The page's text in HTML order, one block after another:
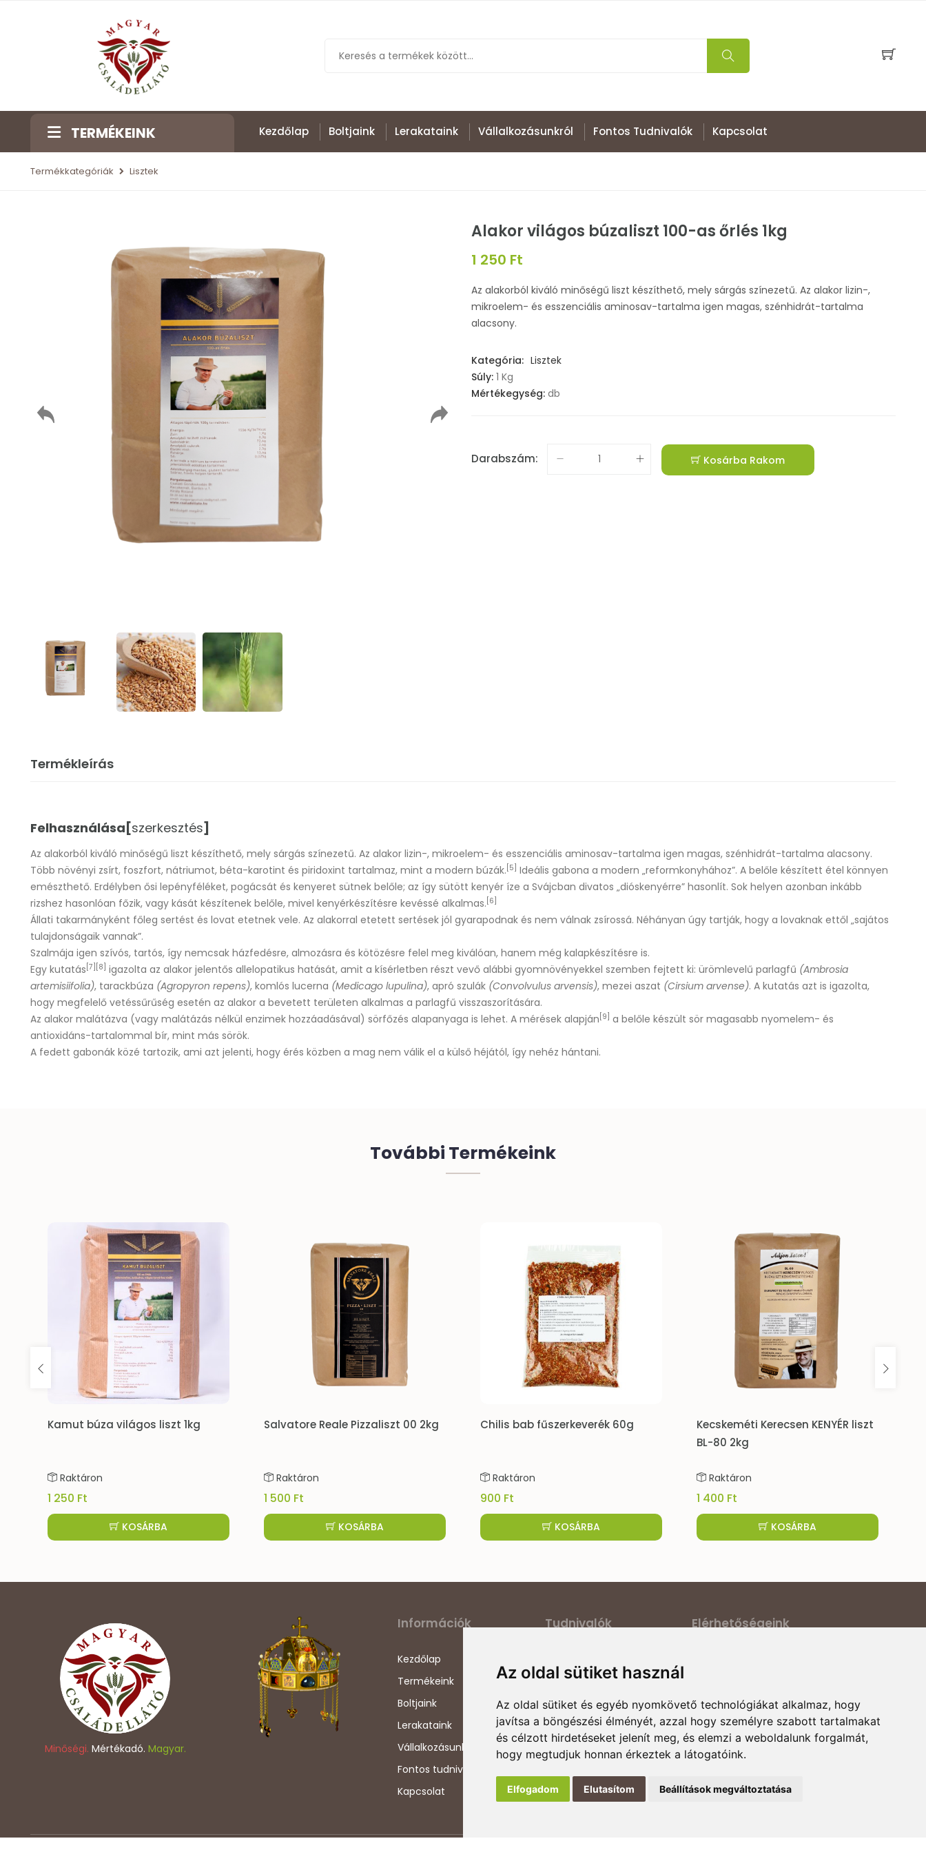
Az oldal sütiket használ
Az oldal sütiket és egyéb nyomkövető technológiákat alkalmaz, hogy
javítsa a böngészési élményét, azzal hogy személyre szabott tartalmakat
és célzott hirdetéseket jelenít meg, és elemzi a weboldalunk forgalmát,
hogy megtudjuk honnan érkeztek a látogatóink.
Elfogadom Elutasítom Beállítások megváltoztatása
TERMÉKEINK Kezdőlap Boltjaink Lerakataink Vállalkozásunkról Fontos Tudnivalók Kapcsolat
Termékkategóriák Lisztek
Alakor világos búzaliszt 100-as őrlés 1kg
1 250 Ft
Az alakorból kiváló minőségű liszt készíthető, mely sárgás színezetű. Az alakor lizin-,
mikroelem- és esszenciális aminosav-tartalma igen magas, szénhidrát-tartalma
alacsony.
Kategória: Lisztek
Súly: 1 Kg
Mértékegység: db
Darabszám: Kosárba Rakom
Termékleírás
Felhasználása [szerkesztés]
Az alakorból kiváló minőségű liszt készíthető, mely sárgás színezetű. Az alakor lizin-, mikroelem- és esszenciális aminosav-tartalma igen magas, szénhidrát-tartalma alacsony.
Több növényi zsírt, foszfort, nátriumot, béta-karotint és piridoxint tartalmaz, mint a modern búzák. [5] Ideális gabona a modern „reformkonyhához”. A belőle készített étel könnyen
emészthető. Erdélyben ősi lepényféléket, pogácsát és kenyeret sütnek belőle; az így sütött kenyér íze a Svájcban divatos „dióskenyérre” hasonlít. Sok helyen azonban inkább
rizshez hasonlóan főzik, vagy kását készítenek belőle, mivel kenyérkészítésre kevéssé alkalmas. [6]
Állati takarmányként főleg sertést és lovat etetnek vele. Az alakorral etetett sertések jól gyarapodnak és nem válnak zsírossá. Néhányan úgy tartják, hogy a lovaknak ettől „sajátos
tulajdonságaik vannak”.
Szalmája igen szívós, tartós, így nemcsak házfedésre, almozásra és kötözésre felel meg kiválóan, hanem még kalapkészítésre is.
Egy kutatás [7] [8] igazolta az alakor jelentős allelopatikus hatását, amit a kísérletben részt vevő alábbi gyomnövényekkel szemben fejtett ki: ürömlevelű parlagfű (Ambrosia
artemisiifolia), tarackbúza (Agropyron repens), komlós lucerna (Medicago lupulina), apró szulák (Convolvulus arvensis), mezei aszat (Cirsium arvense). A kutatás azt is igazolta,
hogy megfelelő vetéssűrűség esetén az alakor a bevetett területen alkalmas a parlagfű visszaszorítására.
Az alakor malátázva (vagy malátázás nélkül enzimek hozzáadásával) sörfőzés alapanyaga is lehet. A mérések alapján [9] a belőle készült sör magasabb nyomelem- és
antioxidáns-tartalommal bír, mint más sörök.
A fedett gabonák közé tartozik, ami azt jelenti, hogy érés közben a mag nem válik el a külső héjától, így nehéz hántani.
További Termékeink
Kamut búza világos liszt 1kg
Raktáron
1 250 Ft
KOSÁRBA
Salvatore Reale Pizzaliszt 00 2kg
Raktáron
1 500 Ft
KOSÁRBA
Chilis bab fűszerkeverék 60g
Raktáron
900 Ft
KOSÁRBA
Kecskeméti Kerecsen KENYÉR liszt
BL-80 2kg
Raktáron
1 400 Ft
KOSÁRBA
Minőségi. Mértékadó. Magyar.
Információk
Kezdőlap
Termékeink
Boltjaink
Lerakataink
Vállalkozásunkról
Fontos tudnivalók
Kapcsolat
Tudnivalók
Általános szerződési
feltételek
Szállítási információk
Impresszum
Szerzői jogok
Elérhetőségeink
Telefonszám:
+36 30 868 88 75
Nyitvatartás:H-P 8:00-16:00